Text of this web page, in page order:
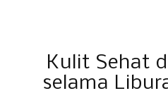
Kulit Sehat
selama